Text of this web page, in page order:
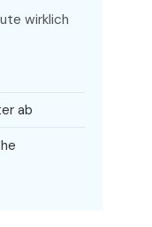
wirklich
ab